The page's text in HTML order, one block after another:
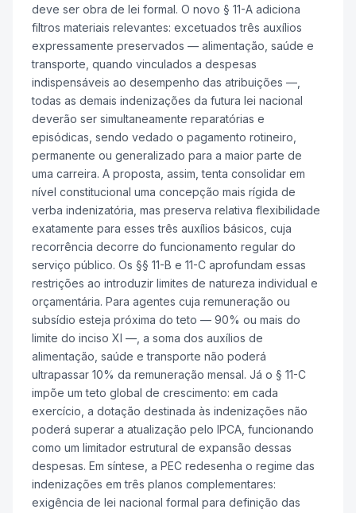
deve ser obra de lei formal. O novo § 11-A adiciona
filtros materiais relevantes: excetuados três auxílios
expressamente preservados — alimentação, saúde e
transporte, quando vinculados a despesas
indispensáveis ao desempenho das atribuições —,
todas as demais indenizações da futura lei nacional
deverão ser simultaneamente reparatórias e
episódicas, sendo vedado o pagamento rotineiro,
permanente ou generalizado para a maior parte de
uma carreira. A proposta, assim, tenta consolidar em
nível constitucional uma concepção mais rígida de
verba indenizatória, mas preserva relativa flexibilidade
exatamente para esses três auxílios básicos, cuja
recorrência decorre do funcionamento regular do
serviço público. Os §§ 11-B e 11-C aprofundam essas
restrições ao introduzir limites de natureza individual e
orçamentária. Para agentes cuja remuneração ou
subsídio esteja próxima do teto — 90% ou mais do
limite do inciso XI —, a soma dos auxílios de
alimentação, saúde e transporte não poderá
ultrapassar 10% da remuneração mensal. Já o § 11-C
impõe um teto global de crescimento: em cada
exercício, a dotação destinada às indenizações não
poderá superar a atualização pelo IPCA, funcionando
como um limitador estrutural de expansão dessas
despesas. Em síntese, a PEC redesenha o regime das
indenizações em três planos complementares:
exigência de lei nacional formal para definição das